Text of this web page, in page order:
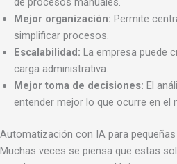
Mejor organización: Permite
simplificar procesos.
Escalabilidad: La empresa puede
carga administrativa.
Mejor toma de decisiones: El
entender mejor lo que ocurre en el
Automatización con IA para
Muchas veces se piensa que estas